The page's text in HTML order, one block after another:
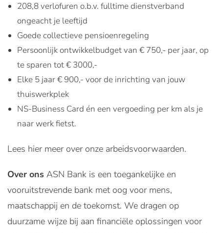
208,8 verlofuren o.b.v. fulltime dienstverband
ongeacht je leeftijd
Goede collectieve pensioenregeling
Persoonlijk ontwikkelbudget van € 750,- per jaar, op
te sparen tot € 3000,-
Elke 5 jaar € 900,- voor de inrichting van jouw
thuiswerkplek
NS-Business Card én een vergoeding per km als je
naar werk fietst.
Lees hier meer over onze arbeidsvoorwaarden.
Over ons ASN Bank is een toegankelijke en
vooruitstrevende bank met oog voor mens,
maatschappij en de toekomst. We dragen op
duurzame wijze bij aan financiële oplossingen voor